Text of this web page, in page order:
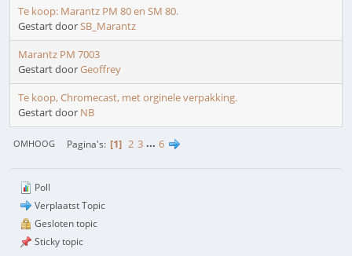
Te koop: Marantz PM 80 en SM 80.
Gestart doorSB_Marantz
Marantz PM 7003
Gestart doorGeoffrey
Te koop, Chromecast, met orginele verpakking.
Gestart door NB
OMHOOG Pagina's 1 2 3 ... 6
Poll
Verplaatst Topic
Gesloten topic
Sticky topic